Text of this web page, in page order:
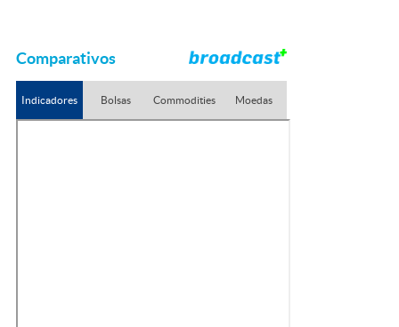
Comparativos
Indicadores Bolsas Commodities Moedas